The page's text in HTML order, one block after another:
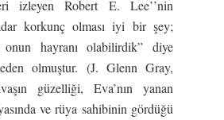
izleyen Robert E. Lee’’nin
korkunç olması iyi bir şey;
hayranı olabilirdik” diye
olmuştur. (J. Glenn Gray,
güzelliği, Eva’nın yanan
ve rüya sahibinin gördüğü